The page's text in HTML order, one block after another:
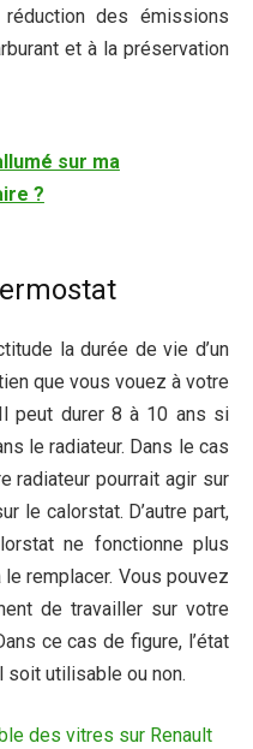
des émissions
et à la préservation
sur ma
?
la durée de vie d’un
que vous vouez à votre
peut durer 8 à 10 ans si
le radiateur. Dans le cas
radiateur pourrait agir sur
le calorstat. D’autre part,
ne fonctionne plus
le remplacer. Vous pouvez
de travailler sur votre
ce cas de figure, l’état
soit utilisable ou non.
des vitres sur Renault